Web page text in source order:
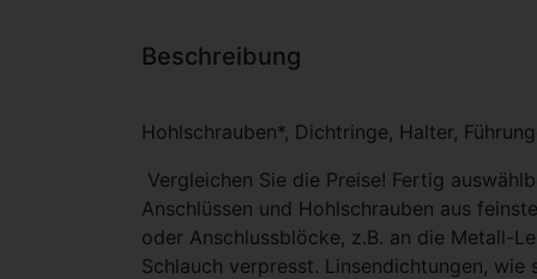
Beschreibung
Hohlschrauben*, Dichtringe, Halter,
Vergleichen Sie die Preise! Fertig
Anschlüssen und Hohlschrauben aus
oder Anschlussblöcke, z.B. an die Metall-
Schlauch verpresst. Linsendichtungen,